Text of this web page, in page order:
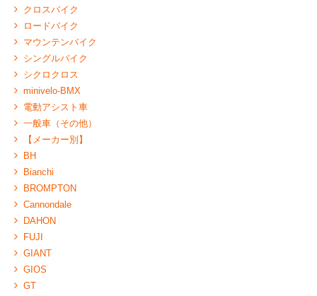
クロスバイク
ロードバイク
マウンテンバイク
シングルバイク
シクロクロス
minivelo-BMX
電動アシスト車
一般車（その他）
【メーカー別】
BH
Bianchi
BROMPTON
Cannondale
DAHON
FUJI
GIANT
GIOS
GT